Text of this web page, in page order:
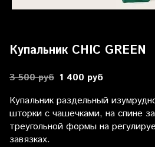
Купальник CHIC GREEN
3 500 руб 1 400 руб
Купальник раздельный
шторки с чашечками, на спине
треугольной формы на
завязках.